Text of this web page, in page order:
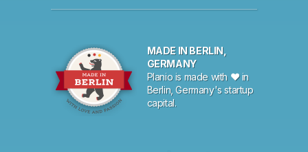
MADE IN BERLIN,
GERMANY
Planio is made with ♥ in
Berlin, Germany's startup
capital.